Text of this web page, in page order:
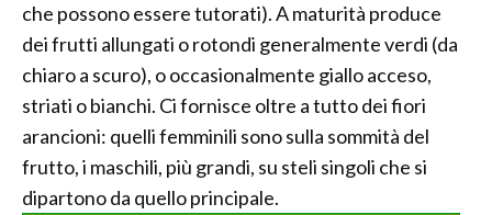
che possono essere tutorati). A maturità produce
dei frutti allungati o rotondi generalmente verdi (da
chiaro a scuro), o occasionalmente giallo acceso,
striati o bianchi. Ci fornisce oltre a tutto dei fiori
arancioni: quelli femminili sono sulla sommità del
frutto, i maschili, più grandi, su steli singoli che si
dipartono da quello principale.